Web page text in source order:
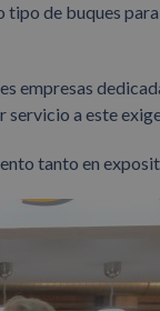
de buques
empresas
servicio a este
tanto en